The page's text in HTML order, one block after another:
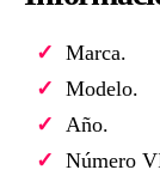
Marca.
Modelo.
Año.
Número